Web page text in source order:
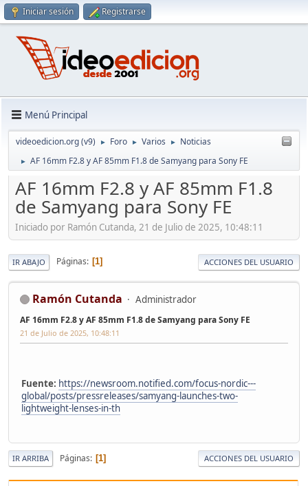
Iniciar sesión Registrarse
Menú Principal
videoedicion.org (v9) ► Foro ► Varios ► Noticias
► AF 16mm F2.8 y AF 85mm F1.8 de Samyang para Sony FE
AF 16mm F2.8 y AF 85mm F1.8
de Samyang para Sony FE
Iniciado por Ramón Cutanda, 21 de Julio de 2025, 10:48:11
IR ABAJO Páginas 1 ACCIONES DEL USUARIO
Ramón Cutanda Administrador
AF 16mm F2.8 y AF 85mm F1.8 de Samyang para Sony FE
21 de Julio de 2025, 10:48:11
Fuente: https://newsroom.notified.com/focus-nordic---
global/posts/pressreleases/samyang-launches-two-
lightweight-lenses-in-th
IR ARRIBA Páginas 1 ACCIONES DEL USUARIO